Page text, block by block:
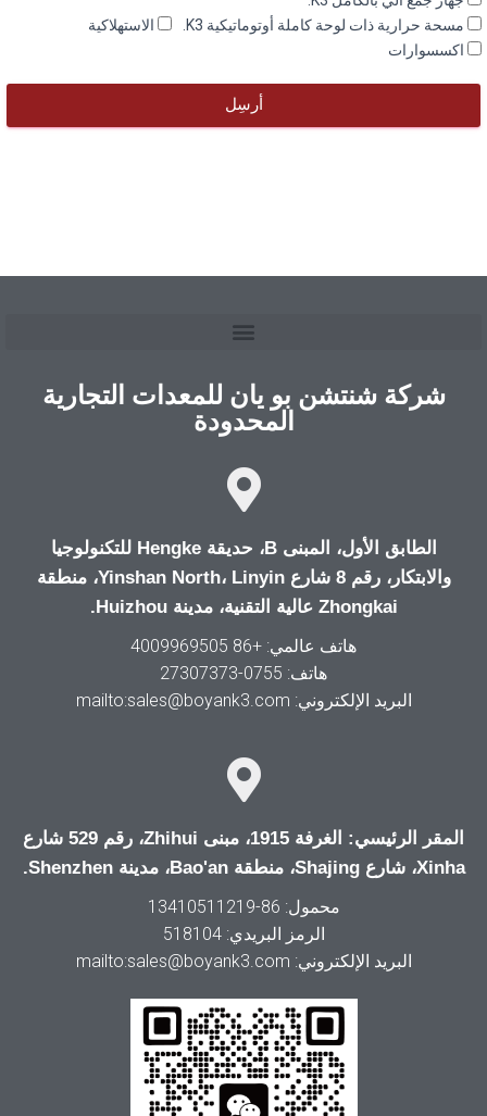
مسحة حرارية ذات لوحة كاملة أوتوماتيكية K3.
الاستهلاكية
اكسسوارات
أرسِل
شركة شنتشن بو يان للمعدات التجارية
المحدودة
الطابق الأول، المبنى B، حديقة Hengke للتكنولوجيا
والابتكار، رقم 8 شارع Yinshan North، Linyin، منطقة
Zhongkai عالية التقنية، مدينة Huizhou.
هاتف عالمي: +86 4009969505
هاتف: 0755-27307373
البريد الإلكتروني: mailto:sales@boyank3.com
المقر الرئيسي: الغرفة 1915، مبنى Zhihui، رقم 529 شارع
Xinha، شارع Shajing، منطقة Bao'an، مدينة Shenzhen.
محمول: 86-13410511219
الرمز البريدي: 518104
البريد الإلكتروني: mailto:sales@boyank3.com